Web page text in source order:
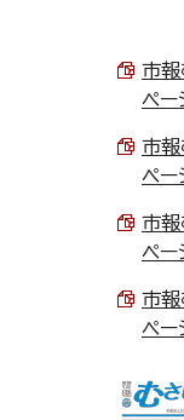
市報
ペー
市
ペー
市
ペー
市
ペー